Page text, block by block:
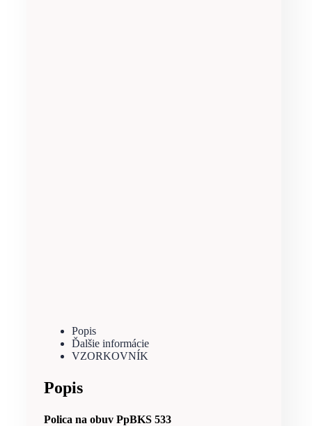
Popis
Ďalšie informácie
VZORKOVNÍK
Popis
Polica na obuv PpBKS 533